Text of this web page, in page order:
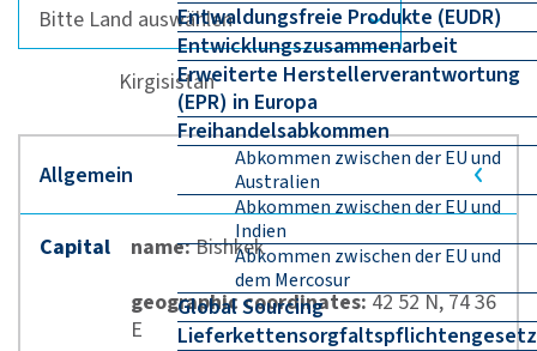
Entwaldungsfreie Produkte (EUDR)
Entwicklungszusammenarbeit
Erweiterte Herstellerverantwortung
(EPR) in Europa
Freihandelsabkommen
Abkommen zwischen der EU und
Australien
Abkommen zwischen der EU und
Indien
Abkommen zwischen der EU und
dem Mercosur
Global Sourcing
Lieferkettensorgfaltspflichtengesetz
Kirgisistan
Capital name:Bishkek
geographic coordinates:42 52 N, 74 36
E